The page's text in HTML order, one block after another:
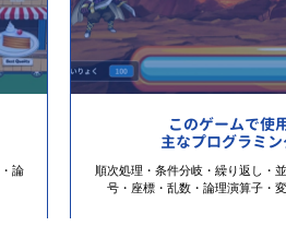
論
このゲームで使
主なプログラミ
順次処理・条件分岐・繰り返し・
号・座標・乱数・論理演算子・